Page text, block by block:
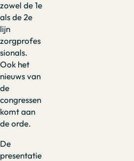
zowel de 1e
als de 2e
lijn
zorgprofes
sionals.
Ook het
nieuws van
de
congressen
komt aan
de orde.
De
presentatie